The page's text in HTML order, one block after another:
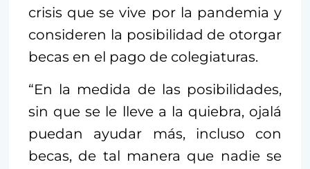
crisis que se vive por la pandemia y
consideren la posibilidad de otorgar
becas en el pago de colegiaturas.
“En la medida de las posibilidades,
sin que se le lleve a la quiebra, ojalá
puedan ayudar más, incluso con
becas, de tal manera que nadie se